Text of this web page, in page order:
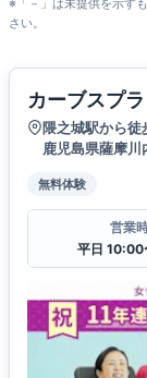
※「－」は未提供を示す
さい。
カーブスプ
隈之城駅から徒
鹿児島県薩摩
無料体験
営業
平日